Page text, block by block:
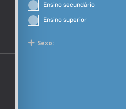
Ensino secundário
Ensino superior
Sexo: